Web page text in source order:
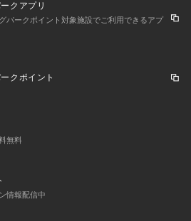
クアプリ
パークポイント対象施設でご利用できるアプ
クポイント
無料
情報配信中